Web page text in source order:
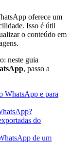
oferece um
Isso é útil
o conteúdo em
neste guia
, passo a
WhatsApp e para
do
de um